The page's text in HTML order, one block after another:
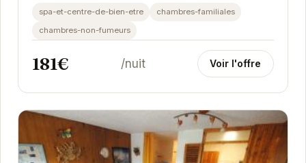
groupes d'amis.
spa-et-centre-de-bien-etre
chambres-familiales
chambres-non-fumeurs
181€ /nuit Voir l'offre